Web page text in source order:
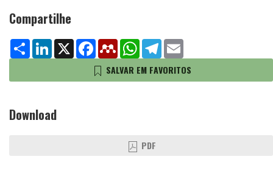
Compartilhe
ShareLinkedIn
X FacebookMendeleyWhatsApp
Telegram
SALVAR EM FAVORITOS
Download
PDF